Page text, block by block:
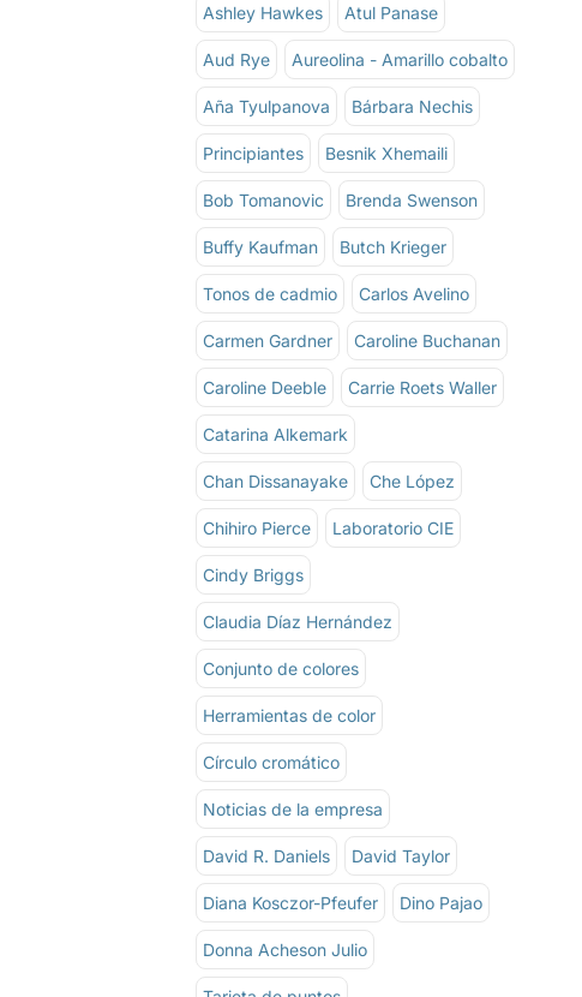
Ashley Hawkes Atul Panase
Aud Rye Aureolina - Amarillo cobalto
Aña Tyulpanova Bárbara Nechis
Principiantes Besnik Xhemaili
Bob Tomanovic Brenda Swenson
Buffy Kaufman Butch Krieger
Tonos de cadmio Carlos Avelino
Carmen Gardner Caroline Buchanan
Caroline Deeble Carrie Roets Waller
Catarina Alkemark
Chan Dissanayake Che López
Chihiro Pierce Laboratorio CIE
Cindy Briggs
Claudia Díaz Hernández
Conjunto de colores
Herramientas de color
Círculo cromático
Noticias de la empresa
David R. Daniels David Taylor
Diana Kosczor-Pfeufer Dino Pajao
Donna Acheson Julio